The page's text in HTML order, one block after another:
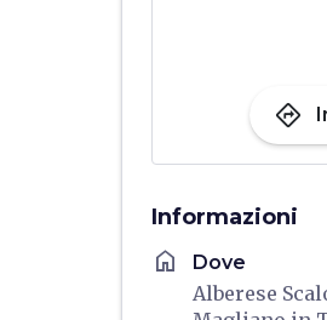
directions
Informazioni
home Dove
Alberese